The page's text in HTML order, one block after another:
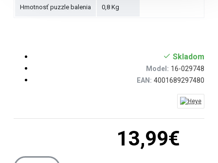
Hmotnosť puzzle balenia 0,8 Kg
13,99€
Skladom
Model: 16-029748
EAN: 4001689297480